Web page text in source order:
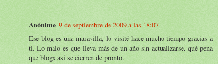
Anónimo 9 de septiembre de 2009 a las 18:07
Ese blog es una maravilla, lo visité hace mucho tiempo gracias a
ti. Lo malo es que lleva más de un año sin actualizarse, qué pena
que blogs así se cierren de pronto.